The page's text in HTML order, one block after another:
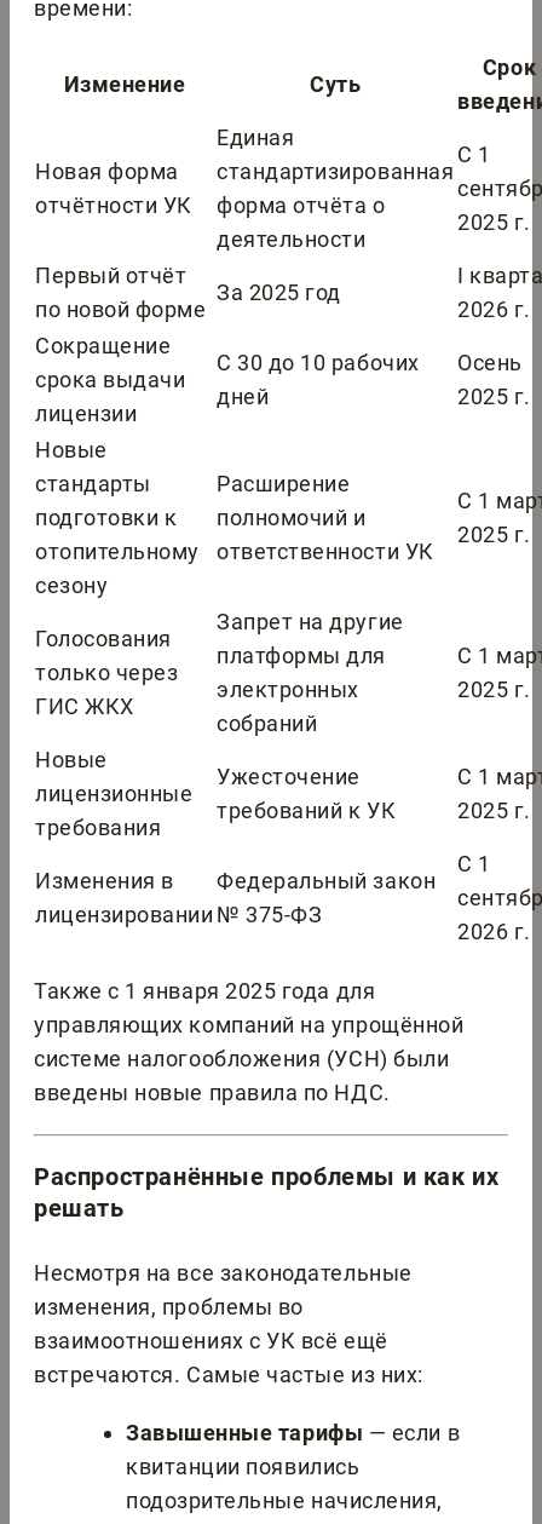
времени:
Изменение Суть
Срок
Новая форма
отчётности УК
Единая
стандартизированная
форма отчёта о
деятельности
С 1
2025 г.
Первый отчёт
по новой форме
За 2025 год
I
2026 г.
Сокращение
срока выдачи
лицензии
С 30 до 10 рабочих
дней
Осень
2025 г.
Новые
стандарты
подготовки к
отопительному
сезону
Расширение
полномочий и
ответственности УК
С 1
2025 г.
Голосования
только через
ГИС ЖКХ
Запрет на другие
платформы для
электронных
собраний
С 1
2025 г.
Новые
лицензионные
требования
Ужесточение
требований к УК
С 1
2025 г.
Изменения в
лицензировании
Федеральный закон
№ 375-ФЗ
С 1
2026 г.
Также с 1 января 2025 года для
управляющих компаний на упрощённой
системе налогообложения (УСН) были
введены новые правила по НДС.
Распространённые проблемы и как их
решать
Несмотря на все законодательные
изменения, проблемы во
взаимоотношениях с УК всё ещё
встречаются. Самые частые из них:
Завышенные тарифы — если в
квитанции появились
подозрительные начисления,